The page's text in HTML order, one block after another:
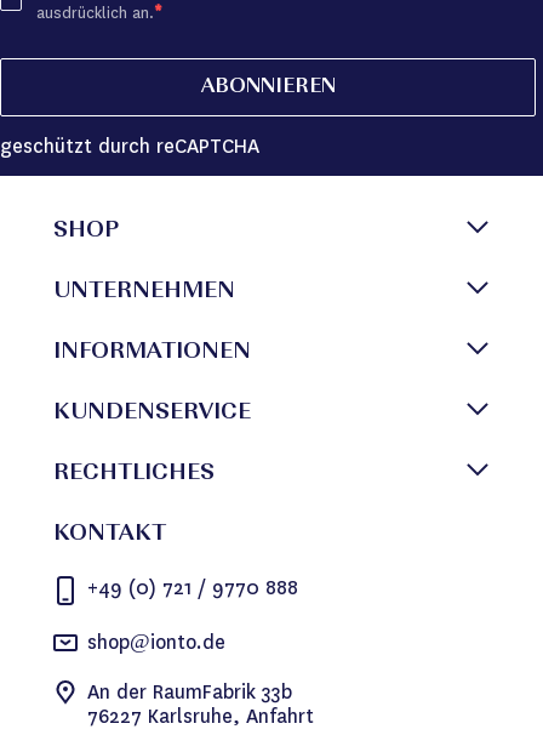
ausdrücklich an.
ABONNIEREN
geschützt durch reCAPTCHA
SHOP
UNTERNEHMEN
INFORMATIONEN
KUNDENSERVICE
RECHTLICHES
KONTAKT
+49 (0) 721 / 9770 888
shop@ionto.de
An der RaumFabrik 33b
76227 Karlsruhe, Anfahrt